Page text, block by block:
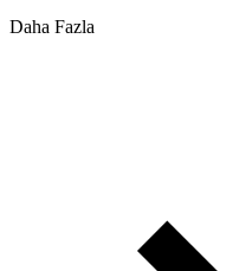
Daha Fazla